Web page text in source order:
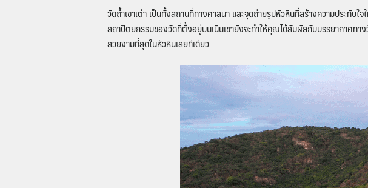
วัดถ้ำเขาเต่า เป็นทั้งสถานที่ทางศาสนา และจุดถ่ายรูปหัวหินที่สร้างความประทับใ
สถาปัตยกรรมของวัดที่ตั้งอยู่บนเนินเขายังจะทำให้คุณได้สัมผัสกับบรรยากาศท
สวยงามที่สุดในหัวหินเลยทีเดียว